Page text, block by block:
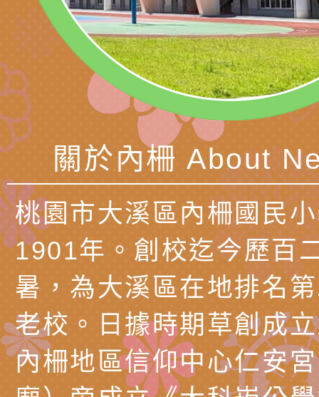
導及系列座談活動」
逆境少年家庭支持服
員專業輔導及效能精
北、中、南共3場次
轉知社團法人中華民
礙聯盟辦理「2026
少意見交流大會」簡
台灣遊戲治療學會
月至8月舉辦「空間
多元文化遊戲室之規
造」、「阿德勒心理
學諮商輔導的應用」
不只是遊戲 - 兒童遊
門工作坊 （中部場
檢送行政院新聞傳
月份公共服務政策溝
訊
桃園市龜山區大坑國
理114學年度整合性
育講座「爸媽不暴走
成長」
台灣遊戲治療學會
日舉辦「空間的療癒
文化遊戲室之規畫與
檢送衛生福利部「政
材應注意之可及性格
有關本市桃園區中埔
「桃園市115年度兒
情緒管理訓練-獨輪
施計畫」
有關國立羅東高級中
「生命教育議題深化
議題論壇與生命塔羅
檢送LED跑馬燈文字
託播影片
有關教育部特殊教育
團學前及國中小身障
有關國立臺中教育大
關於內柵 About
桃園市大溪區內柵國民
1901年。創校迄今歷百
暑，為大溪區在地排名
老校。日據時期草創成
內柵地區信仰中心仁安